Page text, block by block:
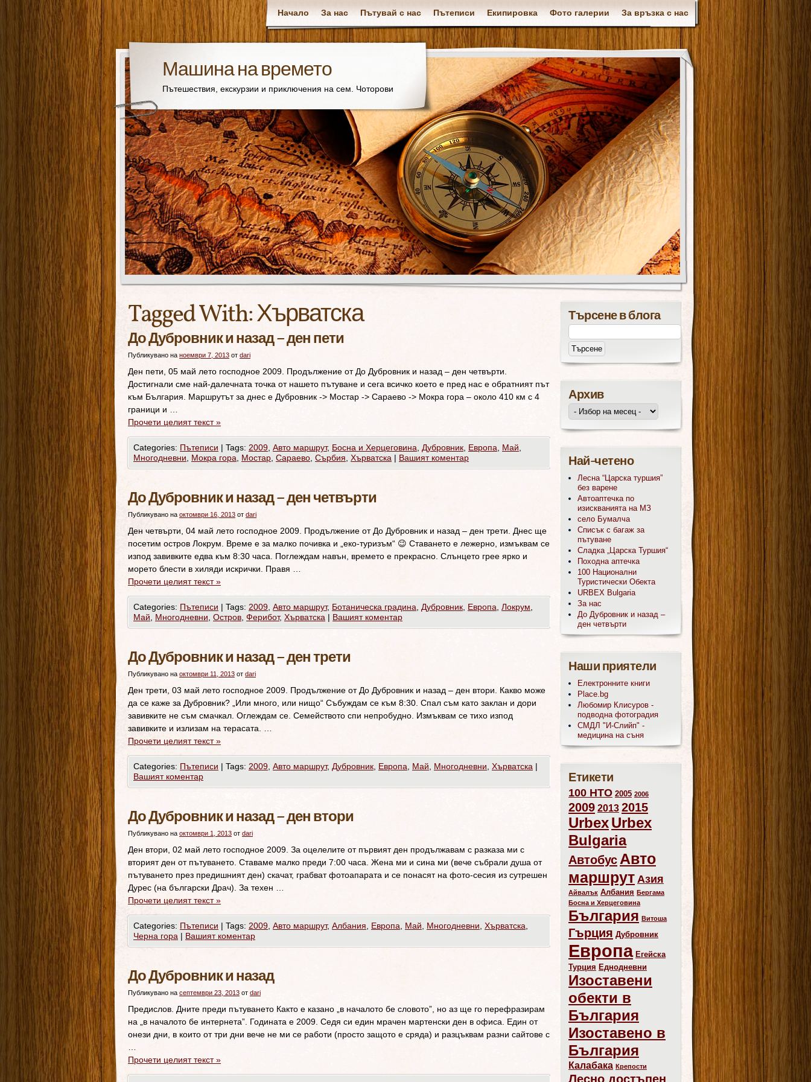
Начало За нас Пътувай с нас Пътеписи Екипировка Фото галерии За връзка с нас
Машина на времето
Пътешествия, екскурзии и приключения на сем. Чоторови
Tagged With:Хърватска
До Дубровник и назад – ден пети
Публикувано на ноември 7, 2013 от dari
Ден пети, 05 май лето господное 2009. Продължение от До Дубровник и назад – ден четвърти.
Достигнали сме най-далечната точка от нашето пътуване и сега всичко което е пред нас е обратният път
към България. Маршрутът за днес е Дубровник -> Мостар -> Сараево -> Мокра гора – около 410 км с 4
граници и …
Прочети целият текст»
Categories: Пътеписи | Tags: 2009 Авто маршрут, Босна и Херцеговина Дубровник Европа Май
Многодневни
Мокра гора Мостар Сараево Сърбия Хърватска | Вашият коментар
До Дубровник и назад – ден четвърти
Публикувано на октомври 16, 2013 от dari
Ден четвърти, 04 май лето господное 2009. Продължение от До Дубровник и назад – ден трети. Днес ще
посетим остров Локрум. Време е за малко почивка и „еко-туризъм“ 😉 Ставането е лежерно, измъквам се
изпод завивките едва към 8:30 часа. Поглеждам навън, времето е прекрасно. Слънцето грее ярко и
морето блести в хиляди искрички. Правя …
Прочети целият текст»
Categories: Пътеписи | Tags: 2009 Авто маршрут, Ботаническа градина Дубровник Европа Локрум
Май
Многодневни Остров Ферибот, Хърватска | Вашият коментар
До Дубровник и назад – ден трети
Публикувано на октомври 11, 2013 от dari
Ден трети, 03 май лето господное 2009. Продължение от До Дубровник и назад – ден втори. Какво може
да се каже за Дубровник? „Или много, или нищо“ Събуждам се към 8:30. Спал съм като заклан и дори
завивките не съм смачкал. Оглеждам се. Семейството спи непробудно. Измъквам се тихо изпод
завивките и излизам на терасата. …
Прочети целият текст»
Categories: Пътеписи | Tags: 2009 Авто маршрут, Дубровник Европа Май Многодневни Хърватска |
Вашият коментар
До Дубровник и назад – ден втори
Публикувано на октомври 1, 2013 от dari
Ден втори, 02 май лето господное 2009. За оцелелите от първият ден продължавам с разказа ми с
вторият ден от пътуването. Ставаме малко преди 7:00 часа. Жена ми и сина ми (вече събрали душа от
пътуването през предишният ден) скачат, грабват фотоапарата и се понасят на фото-сесия из сутрешен
Дурес (на български Драч). За техен …
Прочети целият текст»
Categories: Пътеписи | Tags: 2009 Авто маршрут, Албания Европа Май Многодневни Хърватска
Черна гора | Вашият коментар
До Дубровник и назад
Публикувано на септември 23, 2013 от dari
Предислов. Дните преди пътуването Както е казано „в началото бе словото”, но аз ще го перефразирам
на „в началото бе интернета”. Годината е 2009. Седя си един мрачен мартенски ден в офиса. Един от
онези дни, в които от три дни вече не ми се работи (просто защото е сряда) и разцъквам разни сайтове с
Прочети целият текст»
Търсене в блога
Архив
Най-четено
Лесна “Царска туршия”
без варене
Автоаптечка по
изискванията на МЗ
село Бумалча
Списък с багаж за
пътуване
Сладка „Царска Туршия“
Походна аптечка
100 Национални
Туристически Обекта
URBEX Bulgaria
За нас
До Дубровник и назад –
ден четвърти
Наши приятели
Електронните книги
Place.bg
Любомир Клисуров -
подводна фотоградия
СМДЛ "И-Слийп" -
медицина на съня
Етикети
100 НТО 2005 2006
2009 2013 2015
UrbexUrbex
Bulgaria
Автобус Авто
маршрут Азия
Айвалък Албания Бергама
Босна и Херцеговина
България Витоша
Гърция Дубровник
Европа Егейска
Турция Еднодневни
Изоставени
обекти в
България
Изоставено в
България
Калабака Крепости
Лесно достъпен